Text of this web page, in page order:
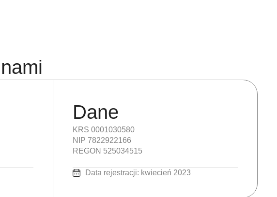
Dane
KRS 0001030580
NIP 7822922166
REGON 525034515
Data rejestracji: kwiecień 2023